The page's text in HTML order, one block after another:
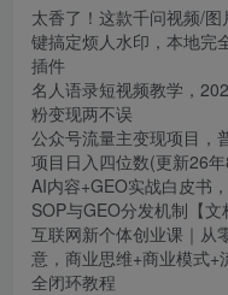
太香了！这款千问视频/
键搞定烦人水印，本地完
插件
名人语录短视频教学，
粉变现两不误
公众号流量主变现项目，
项目日入四位数(更新26
AI内容+GEO实战白皮书
SOP与GEO分发机制【文
互联网新个体创业课｜从
意，商业思维+商业模式+
全闭环教程